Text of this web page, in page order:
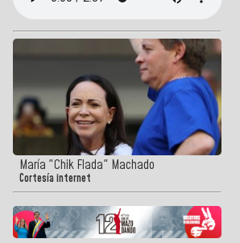
María "Chik Flada" Machado
Cortesía internet